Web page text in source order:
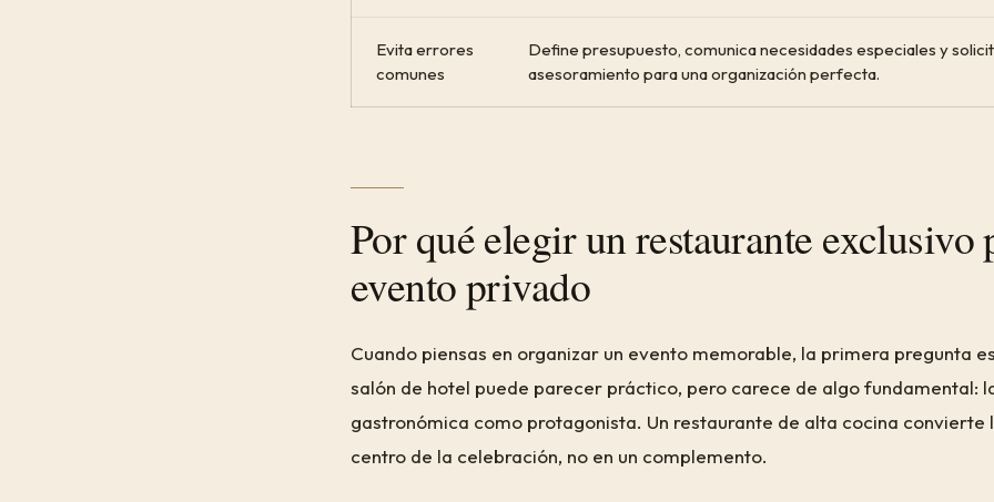
Evita errores
comunes
Define presupuesto, comunica necesidades especiales y
asesoramiento para una organización perfecta.
Por qué elegir un restaurante exclusivo
evento privado
Cuando piensas en organizar un evento memorable, la primera pregunta
salón de hotel puede parecer práctico, pero carece de algo fundamental:
gastronómica como protagonista. Un restaurante de alta cocina convierte
centro de la celebración, no en un complemento.